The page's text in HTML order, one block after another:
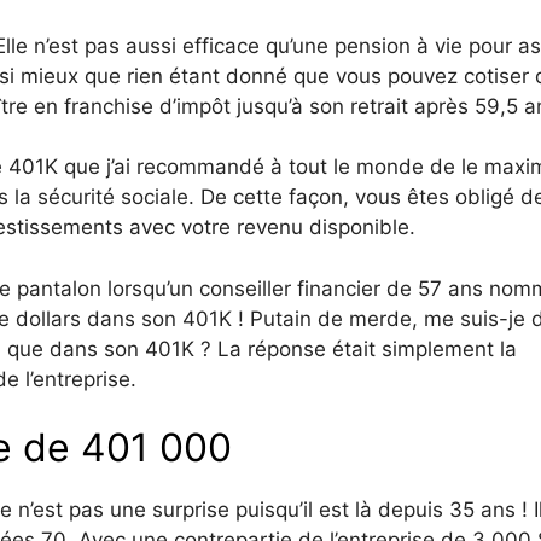
n’est pas aussi efficace qu’une pension à vie pour
mieux que rien étant donné que vous pouvez cotiser
en franchise d’impôt jusqu’à son retrait après 59,5
que j’ai recommandé à tout le monde de le
la sécurité sociale. De cette façon, vous êtes obligé
avec votre revenu disponible.
pantalon lorsqu’un conseiller financier de 57 ans
dollars dans son 401K ! Putain de merde, me suis-je
dans son 401K ? La réponse était simplement la
l’entreprise.
de 401 000
pas une surprise puisqu’il est là depuis 35 ans !